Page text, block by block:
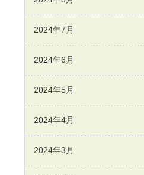
2024年7月
2024年6月
2024年5月
2024年4月
2024年3月